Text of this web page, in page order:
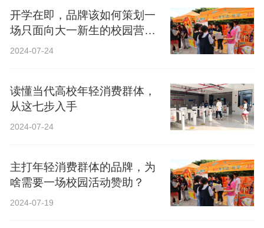
开学在即，品牌该如何策划一
场只面向大一新生的校园营
销？
2024-07-24
读懂当代高校年轻消费群体，
从这七步入手
2024-07-24
主打年轻消费群体的品牌，为
啥需要一场校园活动赞助？
2024-07-19